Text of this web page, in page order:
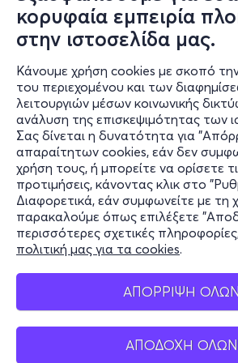
κορυφαία εμπειρία
στην ιστοσελίδα μας.
Κάνουμε χρήση cookies με σκοπό
του περιεχομένου και των
λειτουργιών μέσων κοινωνικής
ανάλυση της επισκεψιμότητας των
Σας δίνεται η δυνατότητα για
απαραίτητων cookies, εάν δεν
χρήση τους, ή μπορείτε να ορίσετε
προτιμήσεις, κάνοντας κλικ στο
Διαφορετικά, εάν συμφωνείτε με τη
παρακαλούμε όπως επιλέξετε
περισσότερες σχετικές
πολιτική μας για τα cookies.
ΑΠΟΡΡΙΨΗ
ΑΠΟΔΟΧΗ ΟΛΩΝ
πληθώρα καλεσμένων επί σκηνής
της ιστορίας του συγκροτήματος,
ανακοινωνονται κατά τη διάρκεια
μέχρι να ανταμώσουμε.
Τέλος, θα είναι η βραδιά που για
διαθέσιμο στο κοινό σε βινύλιο, η
συνάμα επετειακή live ηχογράφηση
Βράχων, μια συγκλονιστική δουλειά
πλήρως τη δυναμική και την ενέργεια
κάθε ζωντανή εμφάνισης της
κυκλοφορήσει σε αυστηρά
αντιτύπων και μπορείτε να το
του συγκροτήματος. Δίνεται
pre-order link για όσους θέλουν να
θα πάρουν μια κόπια στα χέρια τους.
Τετ, 16/9
19:30
40 χρόνια ΜΩΡΑ ΣΤΗ
Τεχνόπολη!
Πειραιώς 100 &
Τεχνόπολη Δήμου Αθηναίων -
από 15€
Εισιτήρια